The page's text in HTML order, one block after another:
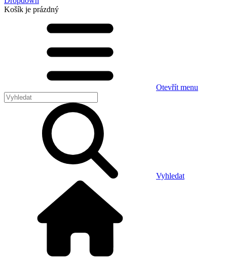
Košík je prázdný
Otevřít menu
Vyhledat